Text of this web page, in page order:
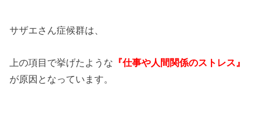
サザエさん症候群は、
上の項目で挙げたような 『仕事や人間関係のストレス』
が原因となっています。